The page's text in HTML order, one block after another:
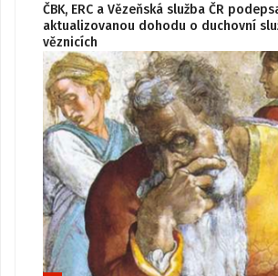
ČBK, ERC a Vězeňská služba ČR
aktualizovanou dohodu o duchovní
věznicích